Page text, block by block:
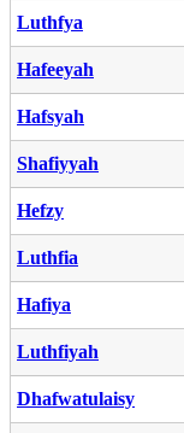
Luthfya
Hafeeyah
Hafsyah
Shafiyyah
Hefzy
Luthfia
Hafiya
Luthfiyah
Dhafwatulaisy